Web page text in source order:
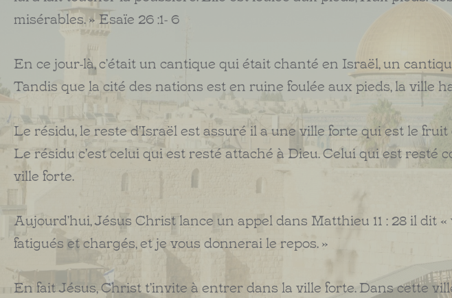
misérables. » Esaïe 26 :1- 6
En ce jour-là, c’était un cantique qui était chanté en Israël, un
Tandis que la cité des nations est en ruine foulée aux pieds, la ville
Le résidu, le reste d'Israël est assuré il a une ville forte qui est le fruit
Le résidu c'est celui qui est resté attaché à Dieu. Celui qui est resté
ville forte.
Aujourd’hui, Jésus Christ lance un appel dans Matthieu 11 : 28 il dit
fatigués et chargés, et je vous donnerai le repos. »
En fait Jésus, Christ t’invite à entrer dans la ville forte. Dans cette